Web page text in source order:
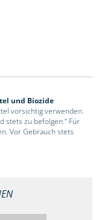
und Biozide
vorsichtig verwenden.
stets zu befolgen.“ Für
Vor Gebrauch stets